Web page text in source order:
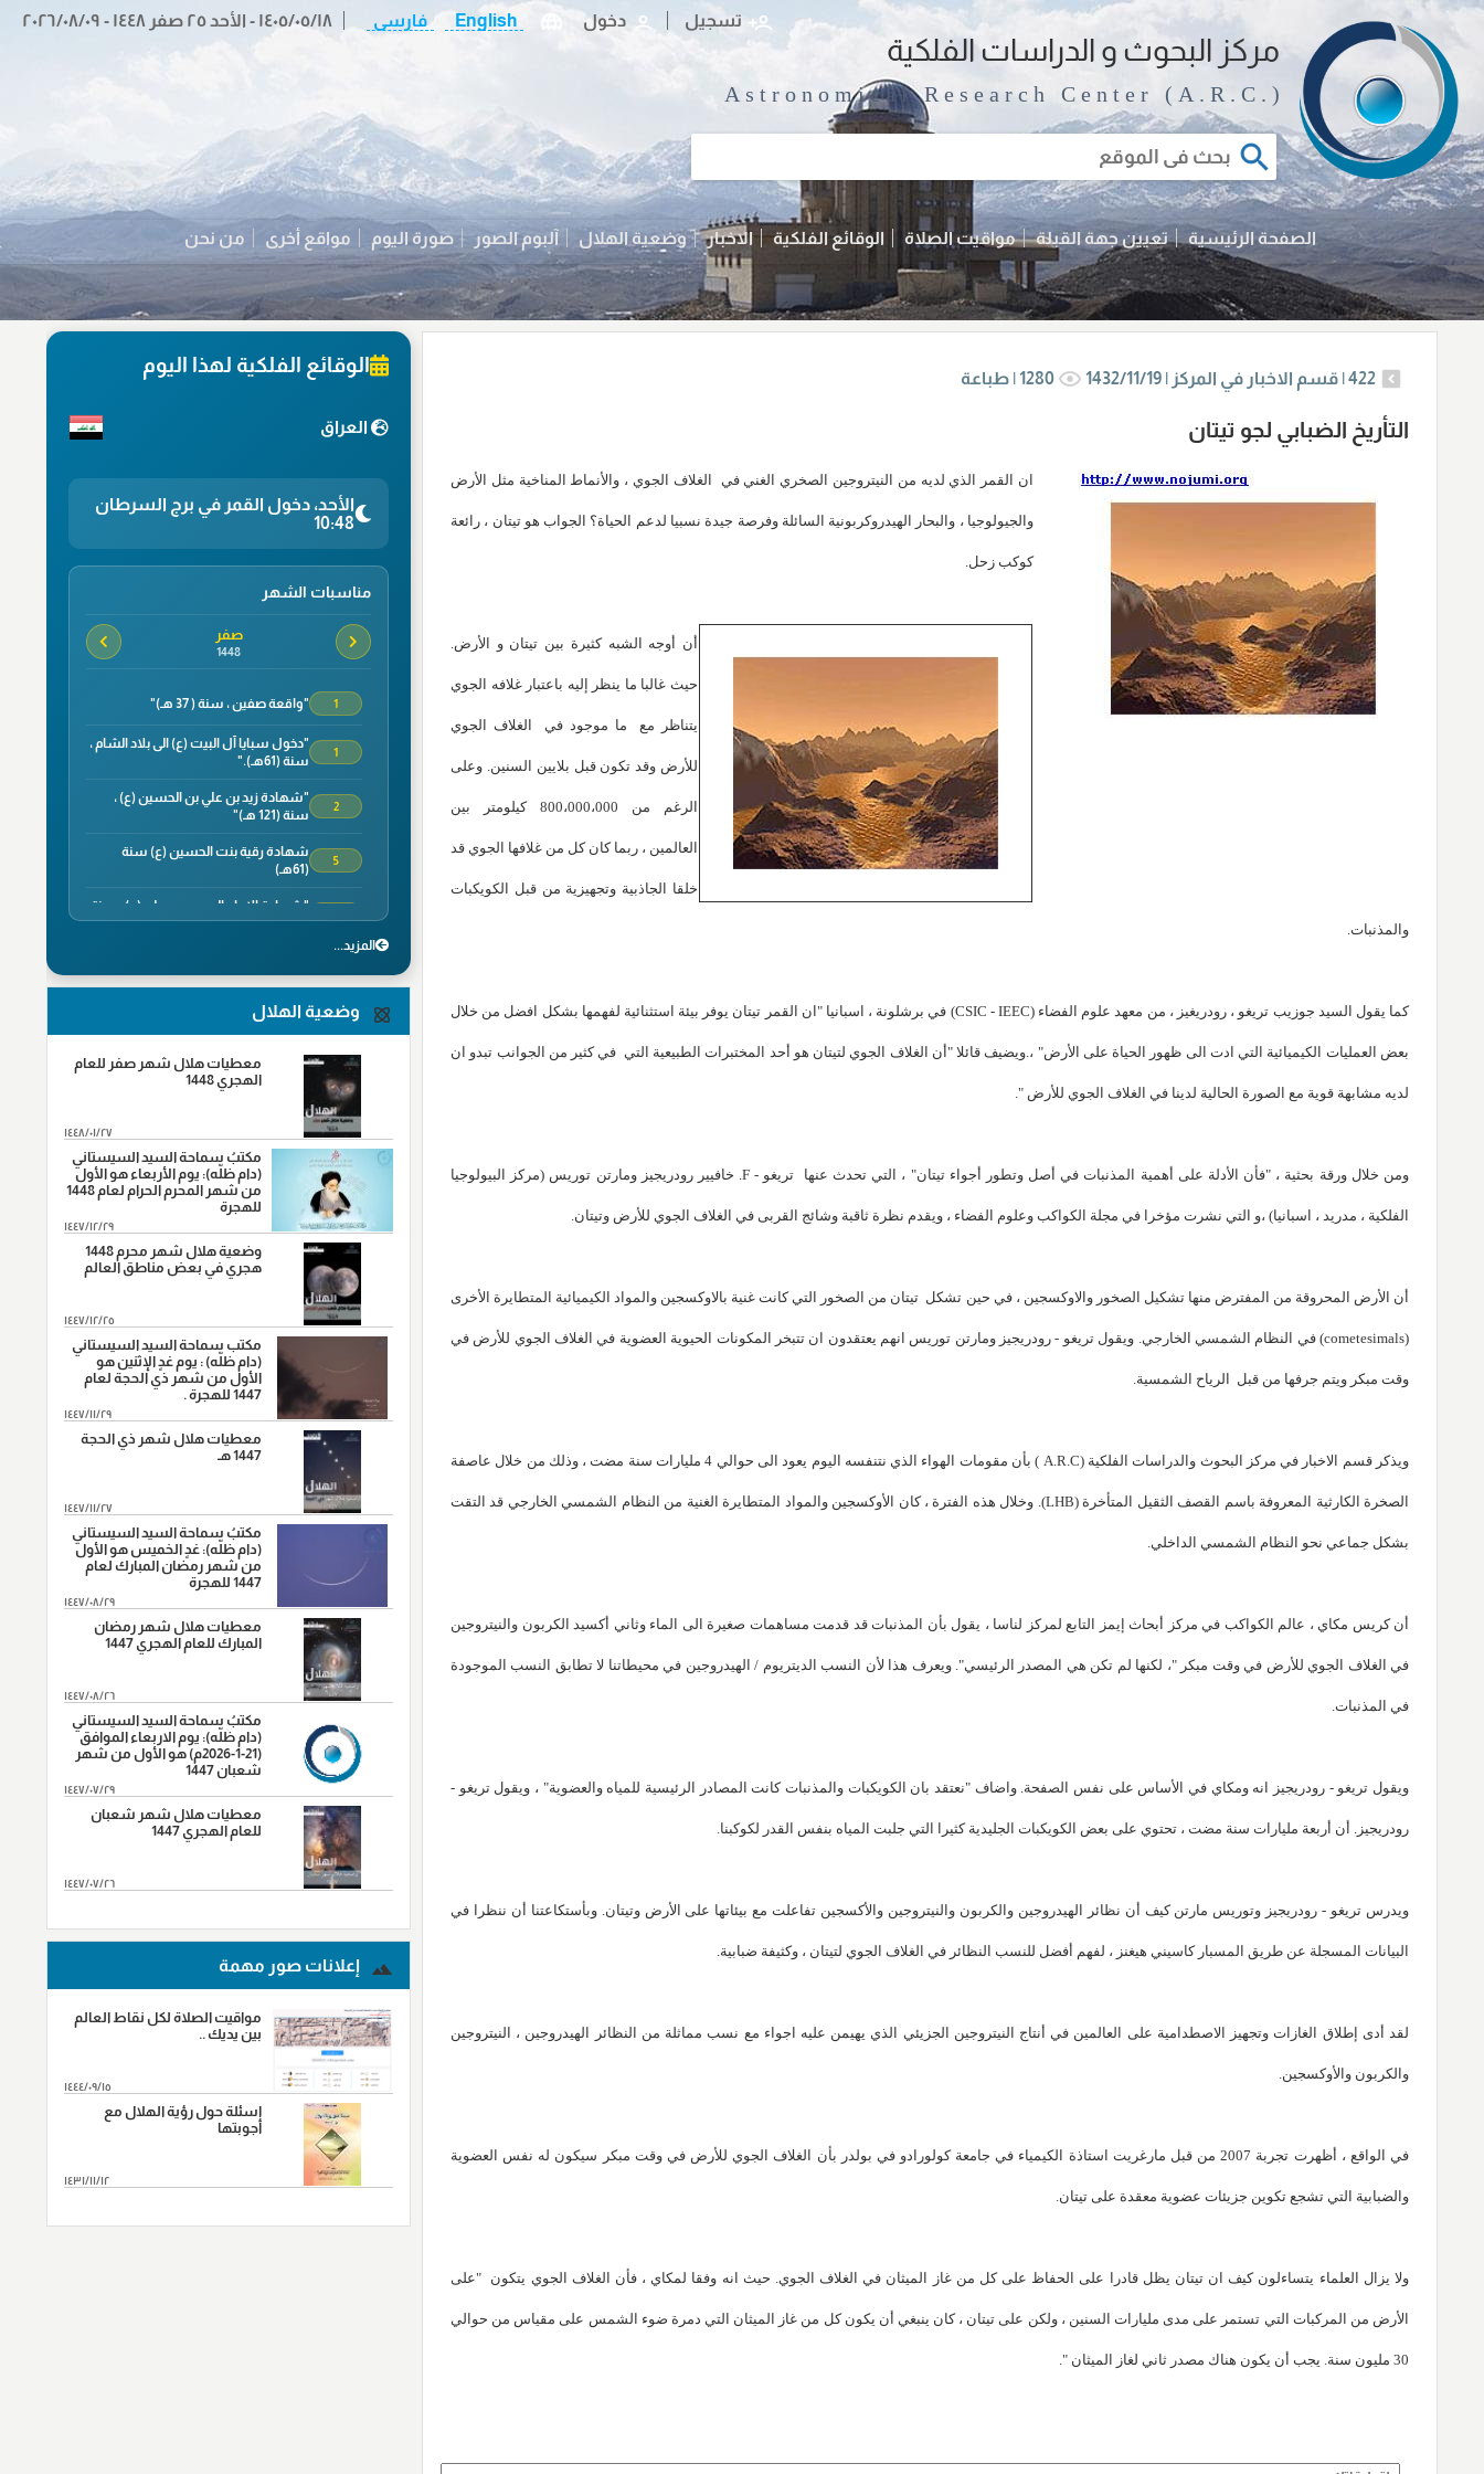
١٤٠٥/٠٥/١٨ - الأحد ٢٥ صفر ١٤٤٨ - ٢٠٢٦/٠٨/٠٩ English فارسی دخول تسجیل
مرکز البحوث و الدراسات الفلکیة
Astronomical Research Center (A.R.C.)
الصفحة الرئيسية تعیین جهة القبلة مواقيت الصلاة الوقائع الفلكية الاخبار وضعية الهلال آلبوم الصور صورة اليوم مواقع أخرى من نحن
422
| قسم الاخبار في المركز | 1432/11/19
1280
| طباعة
التأريخ الضبابي لجو تيتان
ان القمر الذي لديه من النيتروجين الصخري الغني في الغلاف الجوي ، والأنماط المناخية مثل الأرض
والجيولوجيا ، والبحار الهيدروكربونية السائلة وفرصة جيدة نسبيا لدعم الحياة؟ الجواب هو تيتان ، رائعة
كوكب زحل.
أن أوجه الشبه كثيرة بين تيتان و الأرض.
حيث غالبا ما ينظر إليه باعتبار غلافه الجوي
يتناظر مع ما موجود في الغلاف الجوي
للأرض وقد تكون قبل بلايين السنين. وعلى
الرغم من 800،000،000 كيلومتر بين
العالمين ، ربما كان كل من غلافها الجوي قد
خلقا الجاذبية وتجهيزية من قبل الكويكبات
والمذنبات.
كما يقول السيد جوزيب تريغو ، رودريغيز ، من معهد علوم الفضاء (CSIC - IEEC) في برشلونة ، اسبانيا "ان القمر تيتان يوفر بيئة استثنائية لفهمها بشكل افضل من خلال
بعض العمليات الكيميائية التي ادت الى ظهور الحياة على الأرض" ،.ويضيف قائلا "أن الغلاف الجوي لتيتان هو أحد المختبرات الطبيعية التي في كثير من الجوانب تبدو ان
لديه مشابهة قوية مع الصورة الحالية لدينا في الغلاف الجوي للأرض ".
ومن خلال ورقة بحثية ، "فأن الأدلة على أهمية المذنبات في أصل وتطور أجواء تيتان" ، التي تحدث عنها تريغو - F. خافيير رودريجيز ومارتن توريس (مركز البيولوجيا
الفلكية ، مدريد ، اسبانيا) ،و التي نشرت مؤخرا في مجلة الكواكب وعلوم الفضاء ، ويقدم نظرة ثاقبة وشائج القربى في الغلاف الجوي للأرض وتيتان.
أن الأرض المحروقة من المفترض منها تشكيل الصخور والاوكسجين ، في حين تشكل تيتان من الصخور التي كانت غنية بالاوكسجين والمواد الكيميائية المتطايرة الأخرى
(cometesimals) في النظام الشمسي الخارجي. ويقول تريغو - رودريجيز ومارتن توريس انهم يعتقدون ان تتبخر المكونات الحيوية العضوية في الغلاف الجوي للأرض في
وقت مبكر ويتم جرفها من قبل الرياح الشمسية.
ويذكر قسم الاخبار في مركز البحوث والدراسات الفلكية (A.R.C ) بأن مقومات الهواء الذي نتنفسه اليوم يعود الى حوالي 4 مليارات سنة مضت ، وذلك من خلال عاصفة
الصخرة الكارثية المعروفة باسم القصف الثقيل المتأخرة (LHB). وخلال هذه الفترة ، كان الأوكسجين والمواد المتطايرة الغنية من النظام الشمسي الخارجي قد التقت
بشكل جماعي نحو النظام الشمسي الداخلي.
أن كريس مكاي ، عالم الكواكب في مركز أبحاث إيمز التابع لمركز لناسا ، يقول بأن المذنبات قد قدمت مساهمات صغيرة الى الماء وثاني أكسيد الكربون والنيتروجين
في الغلاف الجوي للأرض في وقت مبكر "، لكنها لم تكن هي المصدر الرئيسي". ويعرف هذا لأن النسب الديتريوم / الهيدروجين في محيطاتنا لا تطابق النسب الموجودة
في المذنبات.
ويقول تريغو - رودريجيز انه ومكاي في الأساس على نفس الصفحة. واضاف "نعتقد بان الكويكبات والمذنبات كانت المصادر الرئيسية للمياه والعضوية" ، ويقول تريغو -
رودريجيز. أن أربعة مليارات سنة مضت ، تحتوي على بعض الكويكبات الجليدية كثيرا التي جلبت المياه بنفس القدر لكوكبنا.
ويدرس تريغو - رودريجيز وتوريس مارتن كيف أن نظائر الهيدروجين والكربون والنيتروجين والأكسجين تفاعلت مع بيئاتها على الأرض وتيتان. وبأستكاعتنا أن ننظرا في
البيانات المسجلة عن طريق المسبار كاسيني هيغنز ، لفهم أفضل للنسب النظائر في الغلاف الجوي لتيتان ، وكثيفة ضبابية.
لقد أدى إطلاق الغازات وتجهيز الاصطدامية على العالمين في أنتاج النيتروجين الجزيئي الذي يهيمن عليه اجواء مع نسب مماثلة من النظائر الهيدروجين ، النيتروجين
والكربون والأوكسجين.
في الواقع ، أظهرت تجربة 2007 من قبل مارغريت استاذة الكيمياء في جامعة كولورادو في بولدر بأن الغلاف الجوي للأرض في وقت مبكر سيكون له نفس العضوية
والضبابية التي تشجع تكوين جزيئات عضوية معقدة على تيتان.
ولا يزال العلماء يتساءلون كيف ان تيتان يظل قادرا على الحفاظ على كل من غاز الميثان في الغلاف الجوي. حيث انه وفقا لمكاي ، فأن الغلاف الجوي يتكون "على
الأرض من المركبات التي تستمر على مدى مليارات السنين ، ولكن على تيتان ، كان ينبغي أن يكون كل من غاز الميثان التي دمرة ضوء الشمس على مقياس من حوالي
30 مليون سنة. يجب أن يكون هناك مصدر ثاني لغاز الميثان ".
الوقائع الفلكية لهذا اليوم
العراق
الأحد، دخول القمر في برج السرطان
10:48
مناسبات الشهر
صفر
1448
1 "واقعة صفين ، سنة ( 37 هـ)"
1
"دخول سبايا آل البيت (ع) الى بلاد الشام ،
سنة (61هـ)."
2
"شهادة زيد بن علي بن الحسين (ع) ،
سنة (121 هـ)"
5
شهادة رقية بنت الحسين (ع) سنة
(61هـ)
"شهادة الامام الحسن بن علي (ع) ، سنة
(50 هـ)."
سنة(35هـ)"
"شهادة الصحابي الجليل عمار بن
ياسر،سنة(37هـ) في معركة صفين"
"واقعة نهروان ، سنة(38هـ)"
14 "شهادة محمد بن ابي بكر ،سنة(38هـ)"
17
"شهادة الامام علي بن موسى الرضا (ع)،
20
"ورود السبايا من آل بيت النبي (ص) أرض
كربلاء ، سنة (61هـ)."
28 "وفاة النبي الاكرم(ص)،سنة (11هـ)"
المزید...
وضعية الهلال
معطيات هلال شهر صفر للعام
الهجري 1448
١٤٤٨/٠١/٢٧
مكتبُ سماحة السيد السيستاني
(دام ظلّه): يوم الأربعاء هو الأول
من شهر المحرم الحرام لعام 1448
للهجرة
١٤٤٧/١٢/٢٩
وضعية هلال شهر محرم 1448
هجري في بعض مناطق العالم
١٤٤٧/١٢/٢٥
مكتب سماحة السيد السيستاني
(دام ظلّه) : يوم غدٍ الإثنين هو
الأول من شهر ذي الحجة لعام
1447 للهجرة .
١٤٤٧/١١/٢٩
معطيات هلال شهر ذي الحجة
1447 هـ
١٤٤٧/١١/٢٧
مكتبُ سماحة السيد السيستاني
(دام ظلّه): غدٍ الخميس هو الأول
من شهر رمضان المبارك لعام
1447 للهجرة
١٤٤٧/٠٨/٢٩
معطيات هلال شهر رمضان
المبارك للعام الهجري 1447
١٤٤٧/٠٨/٢٦
مكتبُ سماحة السيد السيستاني
(دام ظلّه): يوم الاربعاء الموافق
(21-1-2026م) هو الأول من شهر
شعبان 1447
١٤٤٧/٠٧/٢٩
معطيات هلال شهر شعبان
للعام الهجري 1447
١٤٤٧/٠٧/٢٦
إعلانات صور مهمة
مواقيت الصلاة لكل نقاط العالم
بين يديك ..
١٤٤٤/٠٩/١٥
اسئلة حول رؤية الهلال مع
أجوبتها
١٤٣١/١١/١٢